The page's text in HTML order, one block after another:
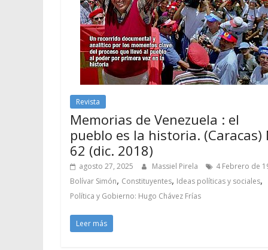
Revista
Memorias de Venezuela : el
pueblo es la historia. (Caracas)
62 (dic. 2018)
agosto 27, 2025 Massiel Pirela
4 Febrero de
Bolívar Simón, Constituyentes, Ideas políticas y sociales,
Política y Gobierno: Hugo Chávez Frías
Leer más